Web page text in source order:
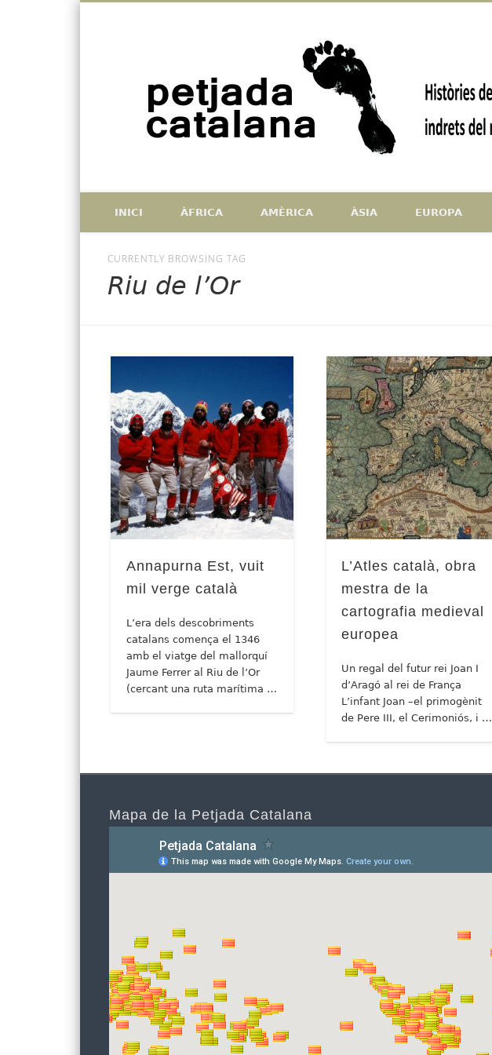
Històries de catalans que han deixat petjada a l'exterior, indrets del món amb petjada catalana
INICI ÀFRICA AMÈRICA ÀSIA EUROPA
CURRENTLY BROWSING TAG
Riu de l’Or
Annapurna Est, vuit
mil verge català
L’era dels descobriments
catalans comença el 1346
amb el viatge del mallorquí
Jaume Ferrer al Riu de l’Or
(cercant una ruta marítima …
L’Atles català, obra
mestra de la
cartografia medieval
europea
Un regal del futur rei Joan I
d’Aragó al rei de França
L’infant Joan –el primogènit
de Pere III, el Cerimoniós, i …
Mapa de la Petjada Catalana